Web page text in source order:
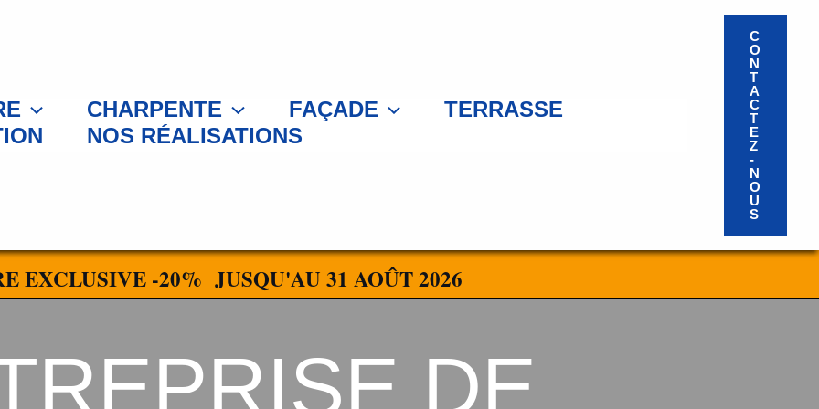
CHARPENTE FAÇADE
TERRASSE
NOS RÉALISATIONS
C
O
N
T
A
C
T
E
Z
-
N
O
U
S
EXCLUSIVE -20% JUSQU'AU 31 AOÛT 2026
DE